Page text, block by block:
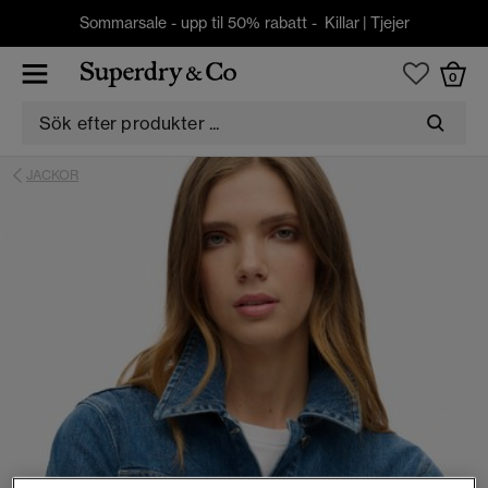
Sommarsale - upp til 50% rabatt - Killar| Tjejer
0
JACKOR